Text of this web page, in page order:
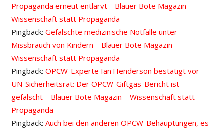
Propaganda erneut entlarvt – Blauer Bote Magazin –
Wissenschaft statt Propaganda
Pingback: Gefälschte medizinische Notfälle unter
Missbrauch von Kindern – Blauer Bote Magazin –
Wissenschaft statt Propaganda
Pingback: OPCW-Experte Ian Henderson bestätigt vor
UN-Sicherheitsrat: Der OPCW-Giftgas-Bericht ist
gefälscht – Blauer Bote Magazin – Wissenschaft statt
Propaganda
Pingback: Auch bei den anderen OPCW-Behauptungen, es